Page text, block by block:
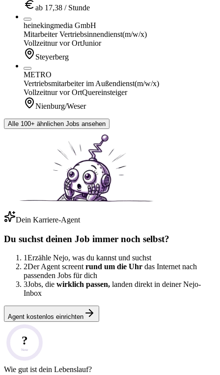
ab 17,38 / Stunde
heinekingmedia GmbH
Mitarbeiter Vertriebsinnendienst(m/w/x)
Vollzeitnur vor OrtJunior
Steyerberg
METRO
Vertriebsmitarbeiter im Außendienst(m/w/x)
Vollzeitnur vor OrtQuereinsteiger
Nienburg/Weser
Alle 100+ ähnlichen Jobs ansehen
Dein Karriere-Agent
Du suchst deinen Job immer noch selbst?
1Erzähle Nejo, was du kannst und suchst
2Der Agent screent rund um die Uhr das Internet nach
passenden Jobs für dich
3Jobs, die wirklich passen, landen direkt in deiner Nejo-
Inbox
Agent kostenlos einrichten
?
Note
Wie gut ist dein Lebenslauf?